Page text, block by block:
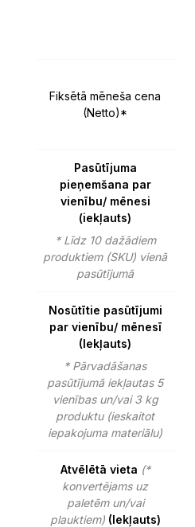
Fiksētā mēneša cena
(Netto)*
Pasūtījuma
pieņemšana par
vienību/ mēnesi
(iekļauts)
* Līdz 10 dažādiem
produktiem (SKU) vienā
pasūtījumā
Nosūtītie pasūtījumi
par vienību/ mēnesī
(Iekļauts)
* Pārvadāšanas
pasūtījumā iekļautas 5
vienības un/vai 3 kg
produktu (ieskaitot
iepakojuma materiālu)
Atvēlētā vieta (*
konvertējams uz
paletēm un/vai
plauktiem)(Iekļauts)